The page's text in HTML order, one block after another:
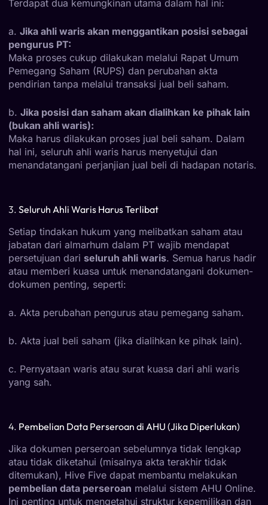
Terdapat dua kemungkinan utama dalam hal ini:
a. Jika ahli waris akan menggantikan posisi sebagai
pengurus PT:
Maka proses cukup dilakukan melalui Rapat Umum
Pemegang Saham (RUPS) dan perubahan akta
pendirian tanpa melalui transaksi jual beli saham.
b. Jika posisi dan saham akan dialihkan ke pihak lain
(bukan ahli waris):
Maka harus dilakukan proses jual beli saham. Dalam
hal ini, seluruh ahli waris harus menyetujui dan
menandatangani perjanjian jual beli di hadapan notaris.
3. Seluruh Ahli Waris Harus Terlibat
Setiap tindakan hukum yang melibatkan saham atau
jabatan dari almarhum dalam PT wajib mendapat
persetujuan dari seluruh ahli waris. Semua harus hadir
atau memberi kuasa untuk menandatangani dokumen-
dokumen penting, seperti:
a. Akta perubahan pengurus atau pemegang saham.
b. Akta jual beli saham (jika dialihkan ke pihak lain).
c. Pernyataan waris atau surat kuasa dari ahli waris
yang sah.
4. Pembelian Data Perseroan di AHU (Jika Diperlukan)
Jika dokumen perseroan sebelumnya tidak lengkap
atau tidak diketahui (misalnya akta terakhir tidak
ditemukan), Hive Five dapat membantu melakukan
pembelian data perseroan melalui sistem AHU Online.
Ini penting untuk mengetahui struktur kepemilikan dan